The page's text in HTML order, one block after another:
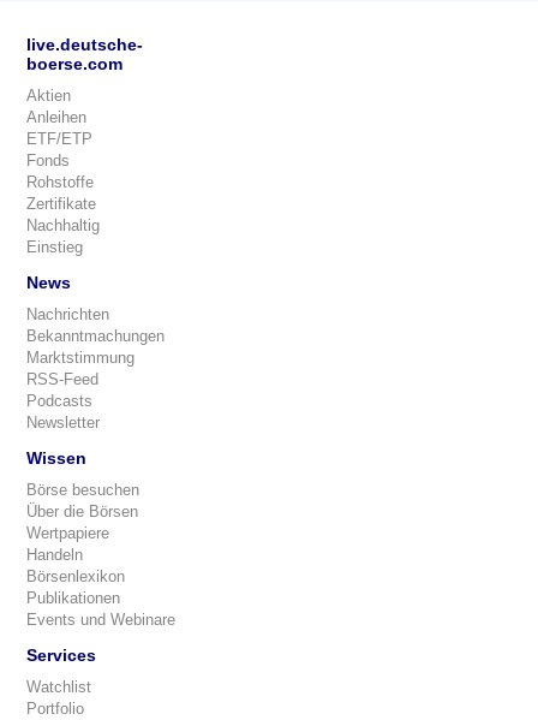
live.deutsche-
boerse.com
Aktien
Anleihen
ETF/ETP
Fonds
Rohstoffe
Zertifikate
Nachhaltig
Einstieg
News
Nachrichten
Bekanntmachungen
Marktstimmung
RSS-Feed
Podcasts
Newsletter
Wissen
Börse besuchen
Über die Börsen
Wertpapiere
Handeln
Börsenlexikon
Publikationen
Events und Webinare
Services
Watchlist
Portfolio